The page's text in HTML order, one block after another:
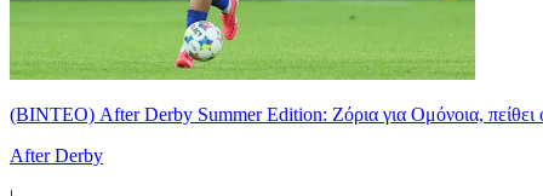
(ΒΙΝΤΕΟ) After Derby Summer Edition: Ζόρια για Ομόνοια, πείθει
After Derby